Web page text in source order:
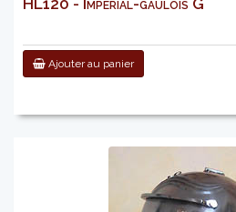
HL120 - Impérial-gaulois G
Ajouter au panier